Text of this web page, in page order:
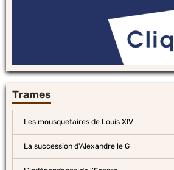
Trames
Les mousquetaires de Louis XIV
La succession d'Alexandre le G